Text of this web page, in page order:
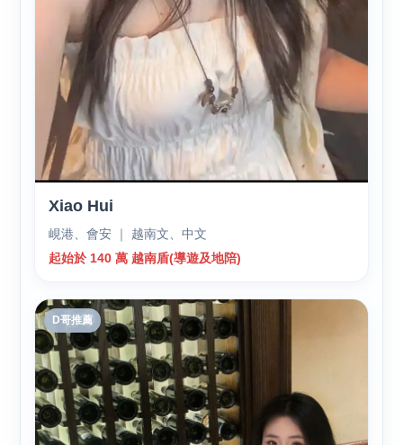
Xiao Hui
峴港、會安 ｜ 越南文、中文
起始於 140 萬 越南盾(導遊及地陪)
D哥推薦